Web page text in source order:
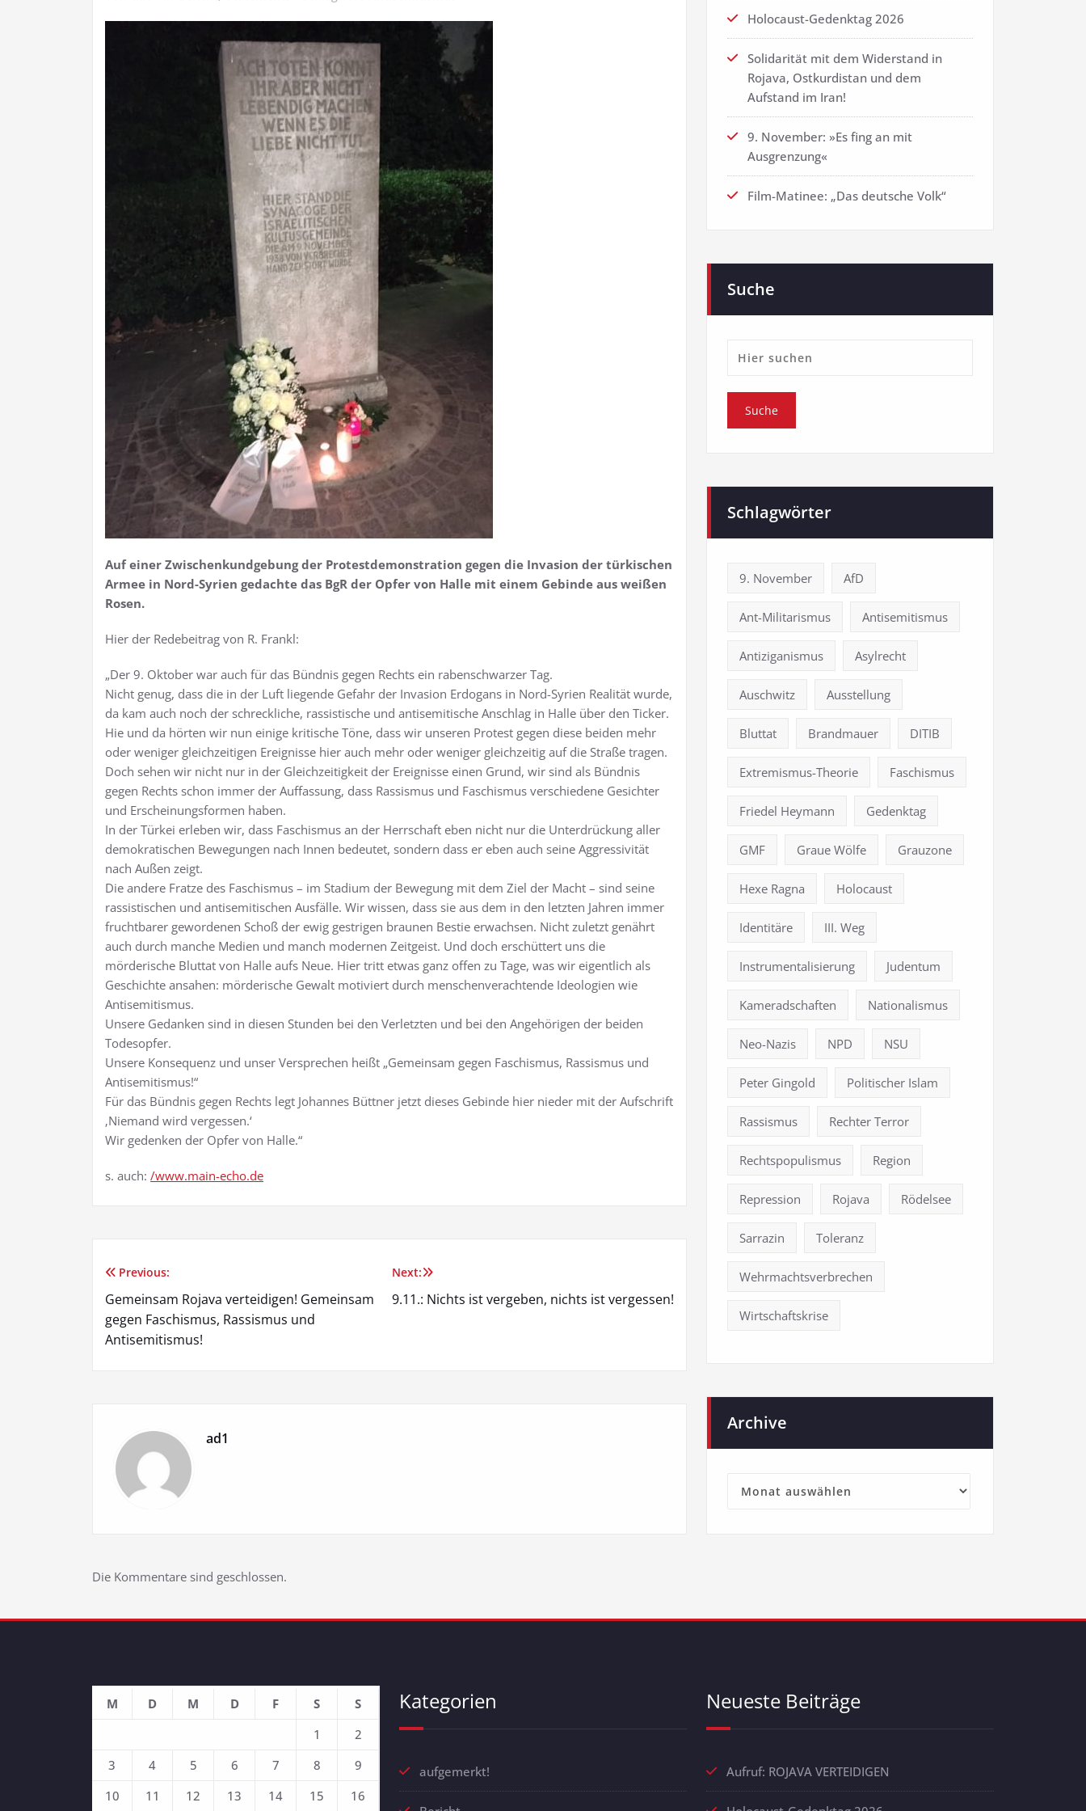
Auf einer Zwischenkundgebung der Protestdemonstration gegen die Invasion der türkischen
Armee in Nord-Syrien gedachte das BgR der Opfer von Halle mit einem Gebinde aus weißen
Rosen.
Hier der Redebeitrag von R. Frankl:
„Der 9. Oktober war auch für das Bündnis gegen Rechts ein rabenschwarzer Tag.
Nicht genug, dass die in der Luft liegende Gefahr der Invasion Erdogans in Nord-Syrien Realität wurde,
da kam auch noch der schreckliche, rassistische und antisemitische Anschlag in Halle über den Ticker.
Hie und da hörten wir nun einige kritische Töne, dass wir unseren Protest gegen diese beiden mehr
oder weniger gleichzeitigen Ereignisse hier auch mehr oder weniger gleichzeitig auf die Straße tragen.
Doch sehen wir nicht nur in der Gleichzeitigkeit der Ereignisse einen Grund, wir sind als Bündnis
gegen Rechts schon immer der Auffassung, dass Rassismus und Faschismus verschiedene Gesichter
und Erscheinungsformen haben.
In der Türkei erleben wir, dass Faschismus an der Herrschaft eben nicht nur die Unterdrückung aller
demokratischen Bewegungen nach Innen bedeutet, sondern dass er eben auch seine Aggressivität
nach Außen zeigt.
Die andere Fratze des Faschismus – im Stadium der Bewegung mit dem Ziel der Macht – sind seine
rassistischen und antisemitischen Ausfälle. Wir wissen, dass sie aus dem in den letzten Jahren immer
fruchtbarer gewordenen Schoß der ewig gestrigen braunen Bestie erwachsen. Nicht zuletzt genährt
auch durch manche Medien und manch modernen Zeitgeist. Und doch erschüttert uns die
mörderische Bluttat von Halle aufs Neue. Hier tritt etwas ganz offen zu Tage, was wir eigentlich als
Geschichte ansahen: mörderische Gewalt motiviert durch menschenverachtende Ideologien wie
Antisemitismus.
Unsere Gedanken sind in diesen Stunden bei den Verletzten und bei den Angehörigen der beiden
Todesopfer.
Unsere Konsequenz und unser Versprechen heißt „Gemeinsam gegen Faschismus, Rassismus und
Antisemitismus!“
Für das Bündnis gegen Rechts legt Johannes Büttner jetzt dieses Gebinde hier nieder mit der Aufschrift
‚Niemand wird vergessen.‘
Wir gedenken der Opfer von Halle.“
s. auch: /www.main-echo.de
Beitragsnavigation
Previous:
Gemeinsam Rojava verteidigen! Gemeinsam
gegen Faschismus, Rassismus und
Antisemitismus!
Next:
9.11.: Nichts ist vergeben, nichts ist vergessen!
ad1
Die Kommentare sind geschlossen.
Holocaust-Gedenktag 2026
Solidarität mit dem Widerstand in
Rojava, Ostkurdistan und dem
Aufstand im Iran!
9. November: »Es fing an mit
Ausgrenzung«
Film-Matinee: „Das deutsche Volk“
Suche
Schlagwörter
9. November AfD
Ant-Militarismus Antisemitismus
Antiziganismus Asylrecht
Auschwitz Ausstellung
Bluttat Brandmauer DITIB
Extremismus-Theorie Faschismus
Friedel Heymann Gedenktag
GMF Graue Wölfe Grauzone
Hexe Ragna Holocaust
Identitäre III. Weg
Instrumentalisierung Judentum
Kameradschaften Nationalismus
Neo-Nazis NPD NSU
Peter Gingold Politischer Islam
Rassismus Rechter Terror
Rechtspopulismus Region
Repression Rojava Rödelsee
Sarrazin Toleranz
Wehrmachtsverbrechen
Wirtschaftskrise
Archive
M D M D F S
S
1
2
3
4 5 6 7 8
9
10
11 12 13 14 15 16
Kategorien
aufgemerkt!
Neueste Beiträge
Aufruf: ROJAVA VERTEIDIGEN